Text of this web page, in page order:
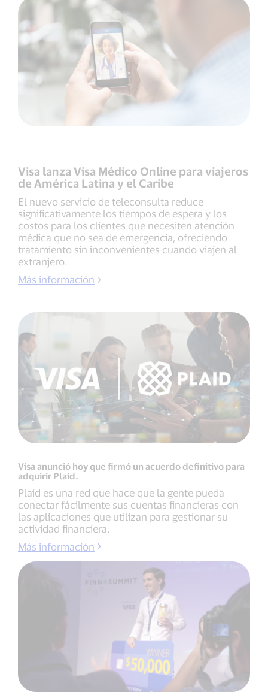
Visa lanza Visa Médico Online para viajeros
de América Latina y el Caribe
El nuevo servicio de teleconsulta reduce
significativamente los tiempos de espera y los
costos para los clientes que necesiten atención
médica que no sea de emergencia, ofreciendo
tratamiento sin inconvenientes cuando viajen al
extranjero.
Más información
Visa anunció hoy que firmó un acuerdo definitivo para
adquirir Plaid.
Plaid es una red que hace que la gente pueda
conectar fácilmente sus cuentas financieras con
las aplicaciones que utilizan para gestionar su
actividad financiera.
Más información